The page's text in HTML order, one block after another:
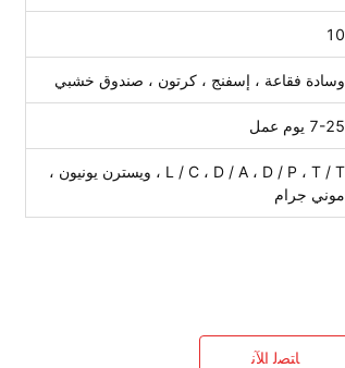
10
وسادة فقاعة ، إسفنج ، كرتون ، صندوق خشبي
7-25 يوم عمل
L / C ، D / A ، D / P ، T / T ، ويسترن يونيون ،
موني جرام
ﺎﺘﺼﻟ ﺍﻶﻧ